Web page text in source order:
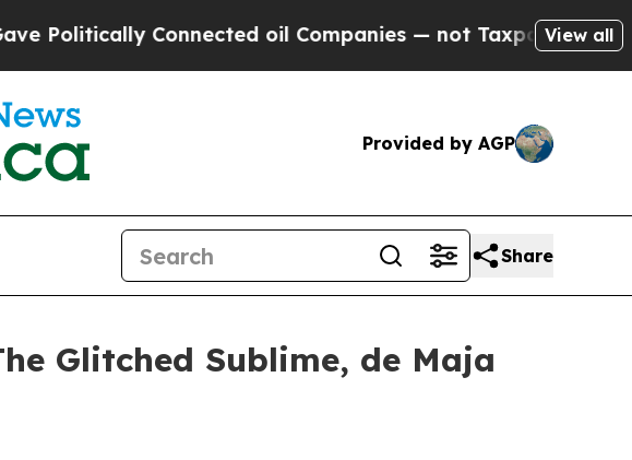
Connected oil Companies — not Taxpayers — theView all
Provided by AGP
Share
Glitched Sublime, de Maja